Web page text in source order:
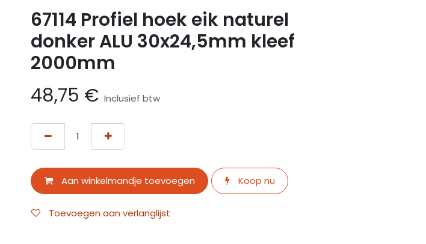
67114 Profiel hoek eik naturel
donker ALU 30x24,5mm kleef
2000mm
48,75 € Inclusief btw
Aan winkelmandje toevoegen Koop nu
Toevoegen aan verlanglijst